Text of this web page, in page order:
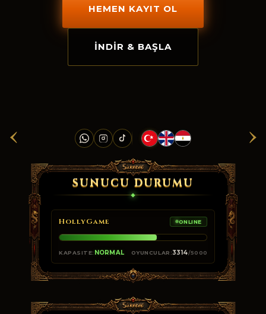
‹ ›
HEMEN KAYIT OL
İNDIR & BAŞLA
SUNUCU DURUMU
HollyGame ONLINE
KAPASITE: NORMAL OYUNCULAR:3314/5000